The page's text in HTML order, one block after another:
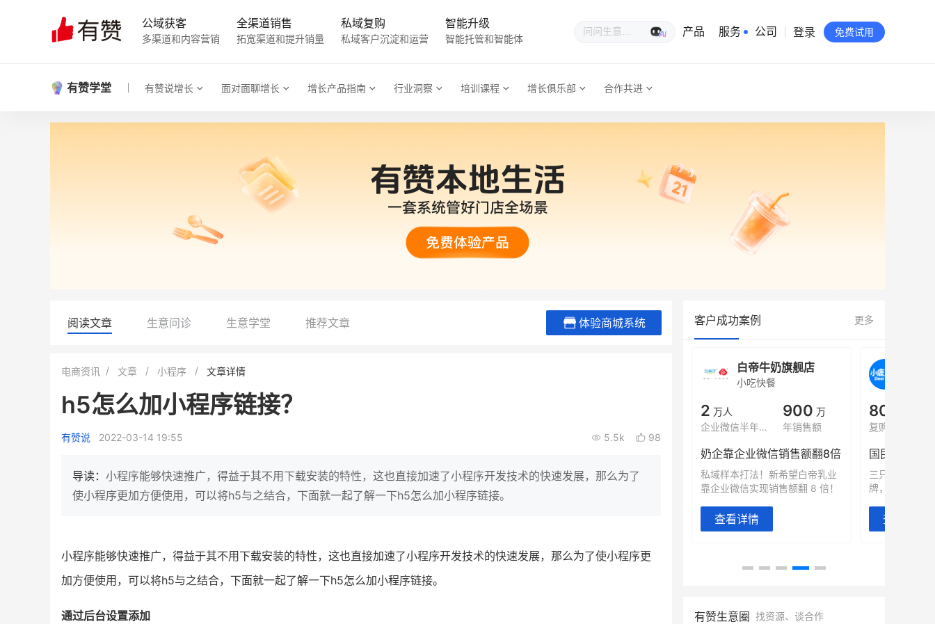
公域获客
多渠道和内容营销
全渠道销售
拓宽渠道和提升销量
私域复购
私域客户沉淀和运营
智能升级
智能托管和智能体
生意专家
产品 服务 公司
有赞公益
站点地图
登录 免费试用
有赞学堂 有赞说增长 面对面聊增长 增长产品指南 行业洞察 培训课程 增长俱乐部 合作共进
阅读文章 生意问诊 生意学堂 推荐文章 体验商城系统
电商资讯 文章 小程序 文章详情
h5怎么加小程序链接？
有赞说 2022-03-14 19:55 5.5k 98
导读： 小程序能够快速推广，得益于其不用下载安装的特性，这也直接加速了小程序开发技术的快速发展，那么为了
使小程序更加方便使用，可以将h5与之结合，下面就一起了解一下h5怎么加小程序链接。
小程序能够快速推广，得益于其不用下载安装的特性，这也直接加速了小程序开发技术的快速发展，那么为了使小程序更
加方便使用，可以将h5与之结合，下面就一起了解一下h5怎么加小程序链接。
通过后台设置添加
客户成功案例 更多
小鹿蓝蓝会员
+
7900 万
三只松鼠旗下的网红婴儿辅食品
牌，22天便拿下类目第一
BEIESTATE贝易品牌
母婴
有货源没流量？母婴馆如何破局
他只用7年做到平台销冠，转战私
域如何破局？
这家女装连锁如何借有赞破局新
零售？
IT精英回乡种地，撬动2000万生
白帝牛奶旗舰店
小吃快餐
2 万人
企业微信半年拉新
900 万
年销售额
奶企靠企业微信销售额翻8倍
私域样本打法！新希望白帝乳业
靠企业微信实现销售额翻 8 倍！
查看详情
80%
复购率
国民品牌副
三只松鼠旗下
牌，22天便拿
查看详情
有赞生意圈 找资源、谈合作